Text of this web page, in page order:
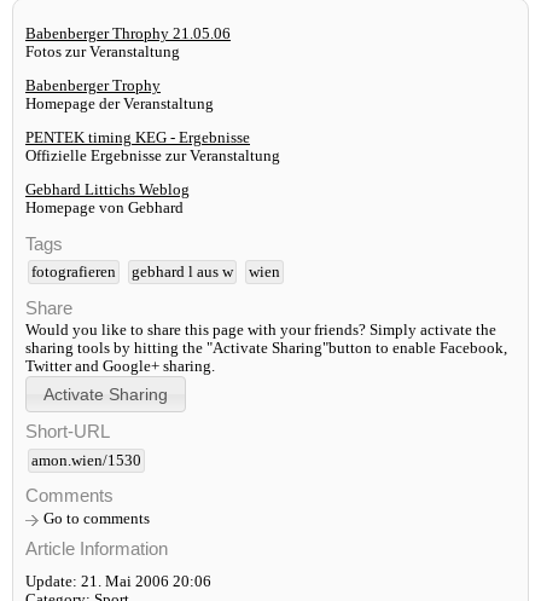
Babenberger Throphy 21.05.06
Fotos zur Veranstaltung
Babenberger Trophy
Homepage der Veranstaltung
PENTEK timing KEG - Ergebnisse
Offizielle Ergebnisse zur Veranstaltung
Gebhard Littichs Weblog
Homepage von Gebhard
Tags
fotografieren gebhard l aus w wien
Share
Would you like to share this page with your friends? Simply activate the
sharing tools by hitting the "Activate Sharing"button to enable Facebook,
Twitter and Google+ sharing.
Short-URL
amon.wien/1530
Comments
Go to comments
Article Information
Update: 21. Mai 2006 20:06